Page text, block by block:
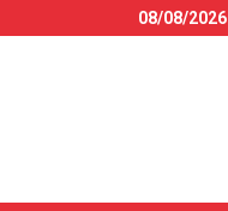
to
08/08/2026